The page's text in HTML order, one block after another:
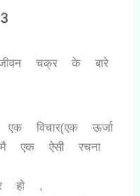
3
चक्र के बारे
ऊर्जा
एक ऐसी रचना
हो ,